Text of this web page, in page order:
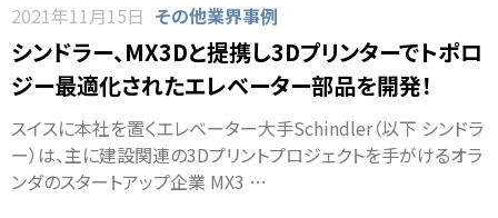
2021年11月15日 その他業界事例
シンドラー、MX3Dと提携し3Dプリンターでトポロ
ジー最適化されたエレベーター部品を開発！
スイスに本社を置くエレベーター大手Schindler（以下 シンドラ
ー）は、主に建設関連の3Dプリントプロジェクトを手がけるオラ
ンダのスタートアップ企業 MX3 …